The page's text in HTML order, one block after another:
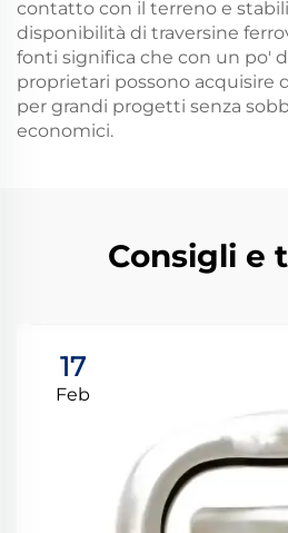
contatto con il terreno e
disponibilità di traversine
fonti significa che con un po'
proprietari possono acquisire
per grandi progetti senza
economici.
Consigli e
17
Feb